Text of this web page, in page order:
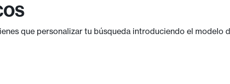
que personalizar tu búsqueda introduciendo el modelo